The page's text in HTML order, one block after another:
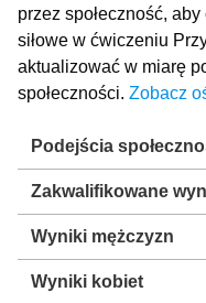
przez społeczność,
siłowe w ćwiczeniu
aktualizować w miarę
społeczności. Zobacz
Podejścia
Zakwalifikowane
Wyniki mężczyzn
Wyniki kobiet